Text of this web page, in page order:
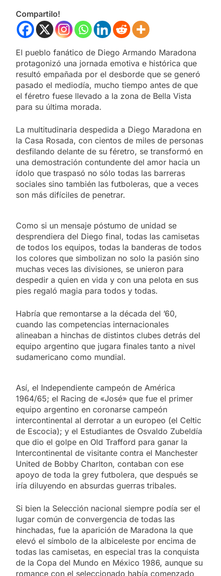
Compartilo!
El pueblo fanático de Diego Armando Maradona
protagonizó una jornada emotiva e histórica que
resultó empañada por el desborde que se generó
pasado el mediodía, mucho tiempo antes de que
el féretro fuese llevado a la zona de Bella Vista
para su última morada.
La multitudinaria despedida a Diego Maradona en
la Casa Rosada, con cientos de miles de personas
desfilando delante de su féretro, se transformó en
una demostración contundente del amor hacia un
ídolo que traspasó no sólo todas las barreras
sociales sino también las futboleras, que a veces
son más difíciles de penetrar.
Como si un mensaje póstumo de unidad se
desprendiera del Diego final, todas las camisetas
de todos los equipos, todas la banderas de todos
los colores que simbolizan no solo la pasión sino
muchas veces las divisiones, se unieron para
despedir a quien en vida y con una pelota en sus
pies regaló magia para todos y todas.
Habría que remontarse a la década del ’60,
cuando las competencias internacionales
alineaban a hinchas de distintos clubes detrás del
equipo argentino que jugara finales tanto a nivel
sudamericano como mundial.
Así, el Independiente campeón de América
1964/65; el Racing de «José» que fue el primer
equipo argentino en coronarse campeón
intercontinental al derrotar a un europeo (el Celtic
de Escocia); y el Estudiantes de Osvaldo Zubeldía
que dio el golpe en Old Trafford para ganar la
Intercontinental de visitante contra el Manchester
United de Bobby Charlton, contaban con ese
apoyo de toda la grey futbolera, que después se
iría diluyendo en absurdas guerras tribales.
Si bien la Selección nacional siempre podía ser el
lugar común de convergencia de todas las
hinchadas, fue la aparición de Maradona la que
elevó el símbolo de la albiceleste por encima de
todas las camisetas, en especial tras la conquista
de la Copa del Mundo en México 1986, aunque su
romance con el seleccionado había comenzado